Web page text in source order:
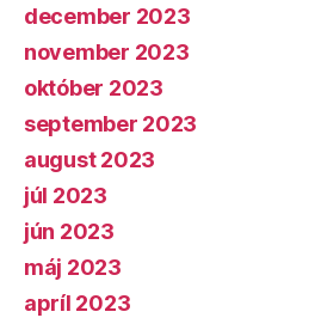
december 2023
november 2023
október 2023
september 2023
august 2023
júl 2023
jún 2023
máj 2023
apríl 2023